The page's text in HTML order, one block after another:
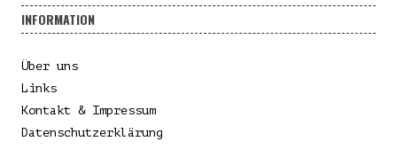
INFORMATION
Über uns
Links
Kontakt & Impressum
Datenschutzerklärung